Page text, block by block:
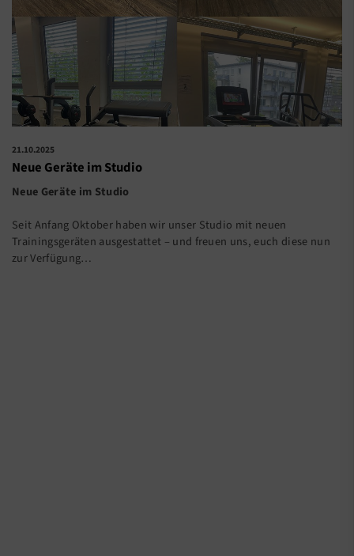
21.10.2025
Neue Geräte im Studio
Neue Geräte im Studio
Seit Anfang Oktober haben wir unser Studio mit neuen
Trainingsgeräten ausgestattet – und freuen uns, euch diese nun
zur Verfügung…